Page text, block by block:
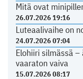
Mitä ovat
26.07.2026 19:16
Luteaalivaihe on
24.07.2026 07:04
Elohiiri silmässä
vaaraton vaiva
15.07.2026 08:17